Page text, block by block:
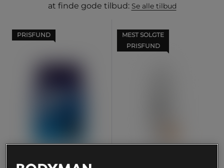
at finde gode tilbud: Se alle tilbud
PRISFUND
MEST SOLGTE
PRISFUND